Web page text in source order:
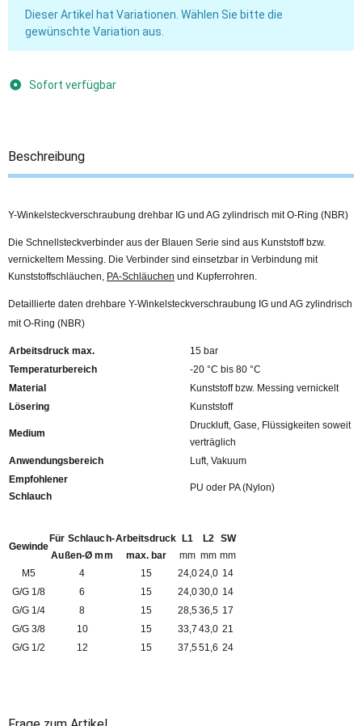
x
Dieser Artikel hat Variationen. Wählen Sie bitte die
gewünschte Variation aus.
Sofort verfügbar
Beschreibung
Y-Winkelsteckverschraubung drehbar IG und AG zylindrisch mit O-Ring (NBR)
Die Schnellsteckverbinder aus der Blauen Serie sind aus Kunststoff bzw.
vernickeltem Messing. Die Verbinder sind einsetzbar in Verbindung mit
Kunststoffschläuchen, PA-Schläuchen und Kupferrohren.
Detaillierte daten drehbare Y-Winkelsteckverschraubung IG und AG zylindrisch
mit O-Ring (NBR)
Arbeitsdruck max.
15 bar
Temperaturbereich
-20 °C bis 80 °C
Material
Kunststoff bzw. Messing vernickelt
Lösering
Kunststoff
Medium
Druckluft, Gase, Flüssigkeiten soweit
verträglich
Anwendungsbereich
Luft, Vakuum
Empfohlener
Schlauch
PU oder PA (Nylon)
Gewinde
Für Schlauch-
Außen-Ø mm
Arbeitsdruck
max. bar
L1
mm
L2
mm
SW
mm
M5
4 15 24,024,0 14
G/G 1/8
6 15 24,030,0 14
G/G 1/4
8 15 28,536,5 17
G/G 3/8
10 15 33,7 43,0 21
G/G 1/2
12 15 37,551,6 24